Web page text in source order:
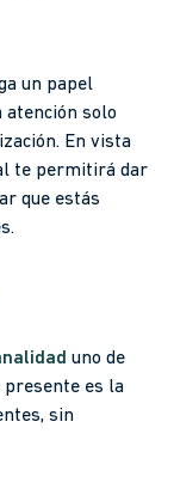
un papel
solo
En vista
te permitirá dar
que estás
uno de
presente es la
sin